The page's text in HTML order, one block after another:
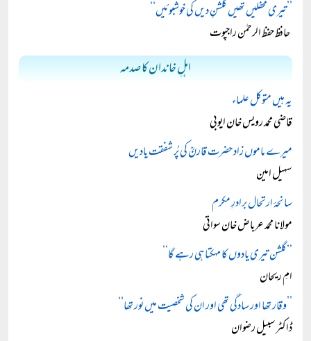
’’تیری محفلیں تھیں گلشنِ دیں کی خوشبوئیں‘‘
حافظ حفظ الرحمٰن راجپوت
اہلِ خاندان کا صدمہ
یہ ہیں متوکل علماء
قاضی محمد رویس خان ایوبی
میرے ماموں زاد حضرت قارنؒ کی پُر شفقت یادیں
سہیل امین
سانحۂ ارتحال برادرِ مکرم
مولانا محمد عرباض خان سواتی
’’گلشن تیری یادوں کا مہکتا ہی رہے گا‘‘
امِ ریحان
’’وقار تھا اور سادگی تھی اور ان کی شخصیت میں نور تھا‘‘
ڈاکٹر سبیل رضوان